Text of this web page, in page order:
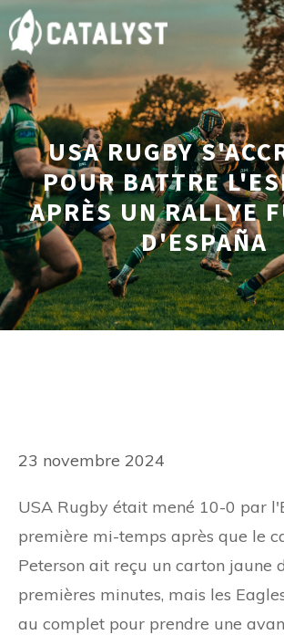
Aller
au
contenu
USA RUGBY
POUR BATTRE
APRÈS UN RALLYE
D'ESPAÑA
23 novembre 2024
USA Rugby était mené 10-0 par
première mi-temps après que le
Peterson ait reçu un carton jaune
premières minutes, mais les
au complet pour prendre une